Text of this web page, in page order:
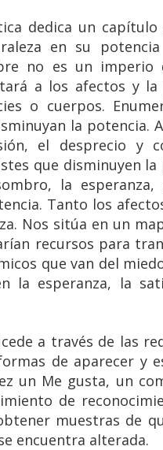
dedica un
en su
no es un
a los afectos y la
o cuerpos.
la potencia.
el desprecio y
que disminuyen
la
Tanto los
Nos sitúa en un
recursos para
que van del
la esperanza, la
a través de las
de aparecer y
un Me gusta, un
de
muestras de
encuentra alterada.